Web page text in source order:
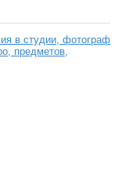
в студии, фотограф
предметов,